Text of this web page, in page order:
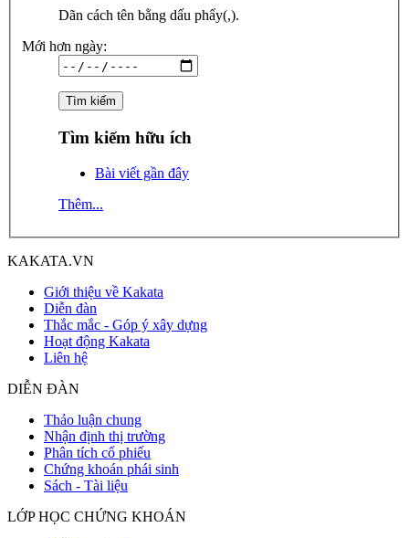
Dãn cách tên bằng dấu phẩy(,).
Mới hơn ngày:
Tìm kiếm hữu ích
Bài viết gần đây
Thêm...
KAKATA.VN
Giới thiệu về Kakata
Diễn đàn
Thắc mắc - Góp ý xây dựng
Hoạt động Kakata
Liên hệ
DIỄN ĐÀN
Thảo luận chung
Nhận định thị trường
Phân tích cổ phiếu
Chứng khoán phái sinh
Sách - Tài liệu
LỚP HỌC CHỨNG KHOÁN